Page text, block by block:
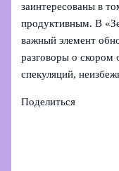
заинтересованы в
продуктивным. В
важный элемент
разговоры о скором
спекуляций,
Поделиться